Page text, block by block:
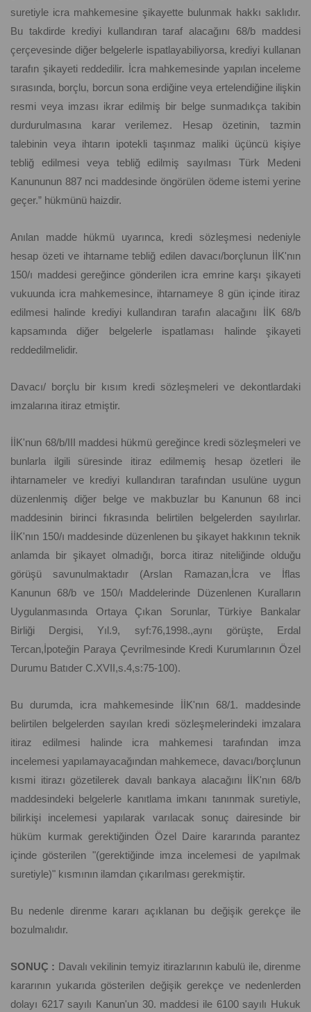
suretiyle icra mahkemesine şikayette bulunmak hakkı saklıdır.
Bu takdirde krediyi kullandıran taraf alacağını 68/b maddesi
çerçevesinde diğer belgelerle ispatlayabiliyorsa, krediyi kullanan
tarafın şikayeti reddedilir. İcra mahkemesinde yapılan inceleme
sırasında, borçlu, borcun sona erdiğine veya ertelendiğine ilişkin
resmi veya imzası ikrar edilmiş bir belge sunmadıkça takibin
durdurulmasına karar verilemez. Hesap özetinin, tazmin
talebinin veya ihtarın ipotekli taşınmaz maliki üçüncü kişiye
tebliğ edilmesi veya tebliğ edilmiş sayılması Türk Medeni
Kanununun 887 nci maddesinde öngörülen ödeme istemi yerine
geçer.” hükmünü haizdir.
Anılan madde hükmü uyarınca, kredi sözleşmesi nedeniyle
hesap özeti ve ihtarname tebliğ edilen davacı/borçlunun İİK'nın
150/ı maddesi gereğince gönderilen icra emrine karşı şikayeti
vukuunda icra mahkemesince, ihtarnameye 8 gün içinde itiraz
edilmesi halinde krediyi kullandıran tarafın alacağını İİK 68/b
kapsamında diğer belgelerle ispatlaması halinde şikayeti
reddedilmelidir.
Davacı/ borçlu bir kısım kredi sözleşmeleri ve dekontlardaki
imzalarına itiraz etmiştir.
İİK'nun 68/b/III maddesi hükmü gereğince kredi sözleşmeleri ve
bunlarla ilgili süresinde itiraz edilmemiş hesap özetleri ile
ihtarnameler ve krediyi kullandıran tarafından usulüne uygun
düzenlenmiş diğer belge ve makbuzlar bu Kanunun 68 inci
maddesinin birinci fıkrasında belirtilen belgelerden sayılırlar.
İİK'nın 150/ı maddesinde düzenlenen bu şikayet hakkının teknik
anlamda bir şikayet olmadığı, borca itiraz niteliğinde olduğu
görüşü savunulmaktadır (Arslan Ramazan,İcra ve İflas
Kanunun 68/b ve 150/ı Maddelerinde Düzenlenen Kuralların
Uygulanmasında Ortaya Çıkan Sorunlar, Türkiye Bankalar
Birliği Dergisi, Yıl.9, syf:76,1998.,aynı görüşte, Erdal
Tercan,İpoteğin Paraya Çevrilmesinde Kredi Kurumlarının Özel
Durumu Batıder C.XVII,s.4,s:75-100).
Bu durumda, icra mahkemesinde İİK'nın 68/1. maddesinde
belirtilen belgelerden sayılan kredi sözleşmelerindeki imzalara
itiraz edilmesi halinde icra mahkemesi tarafından imza
incelemesi yapılamayacağından mahkemece, davacı/borçlunun
kısmi itirazı gözetilerek davalı bankaya alacağını İİK'nın 68/b
maddesindeki belgelerle kanıtlama imkanı tanınmak suretiyle,
bilirkişi incelemesi yapılarak varılacak sonuç dairesinde bir
hüküm kurmak gerektiğinden Özel Daire kararında parantez
içinde gösterilen "(gerektiğinde imza incelemesi de yapılmak
suretiyle)" kısmının ilamdan çıkarılması gerekmiştir.
Bu nedenle direnme kararı açıklanan bu değişik gerekçe ile
bozulmalıdır.
SONUÇ : Davalı vekilinin temyiz itirazlarının kabulü ile, direnme
kararının yukarıda gösterilen değişik gerekçe ve nedenlerden
dolayı 6217 sayılı Kanun'un 30. maddesi ile 6100 sayılı Hukuk